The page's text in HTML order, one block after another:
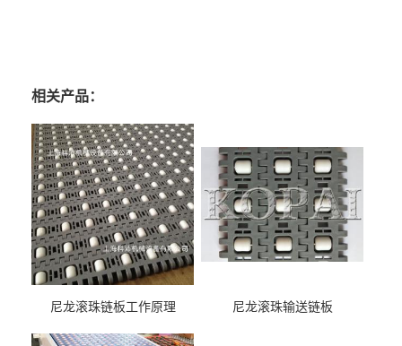
相关产品：
尼龙滚珠链板工作原理 尼龙滚珠输送链板